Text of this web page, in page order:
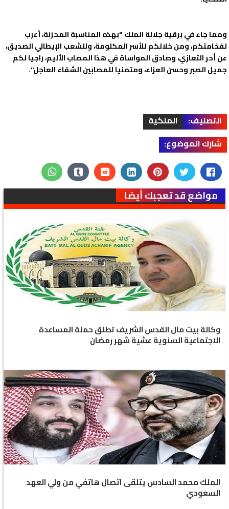
ومما جاء في برقية جلالة الملك "بهذه المناسبة المحزنة، أعرب
لفخامتكم، ومن خلالكم للأسر المكلومة، وللشعب الإيطالي الصديق،
عن أحر التعازي، وصادق المواساة في هذا المصاب الأليم، راجيا لكم
جميل الصبر وحسن العزاء، ومتمنيا للمصابين الشفاء العاجل".
التصنيف:
الملكية
شارك الموضوع:
مواضع قد تعجبك أيضا
وكالة بيت مال القدس الشريف تطلق حملة المساعدة
الاجتماعية السنوية عشية شهر رمضان
الملك محمد السادس يتلقى اتصال هاتفي من ولي العهد
السعودي